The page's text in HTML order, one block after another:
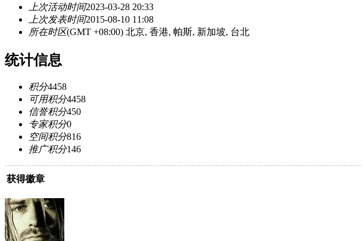
上次活动时间2023-03-28 20:33
上次发表时间2015-08-10 11:08
所在时区(GMT +08:00) 北京, 香港, 帕斯, 新加坡, 台北
统计信息
积分4458
可用积分4458
信誉积分450
专家积分0
空间积分816
推广积分146
获得徽章